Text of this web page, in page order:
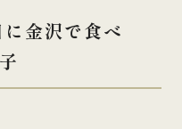
金沢で食べ